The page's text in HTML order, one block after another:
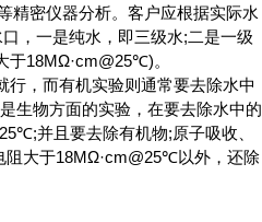
精密仪器分析。客户应根据实际水
，一是纯水，即三级水;二是一级
于18ΜΩ·cm@25℃)。
，而有机实验则通常要去除水中
生物方面的实验，在要去除水中的
并且要去除有机物;原子吸收、
阻大于18ΜΩ·cm@25℃以外，还除